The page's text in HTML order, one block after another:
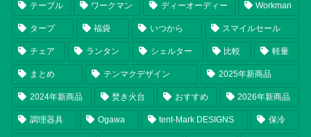
テーブル ワークマン ディーオーディー Workman
タープ 福袋 いつから スマイルセール
チェア ランタン シェルター 比較 軽量
まとめ テンマクデザイン 2025年新商品
2024年新商品 焚き火台 おすすめ 2026年新商品
調理器具 Ogawa tent-Mark DESIGNS 保冷